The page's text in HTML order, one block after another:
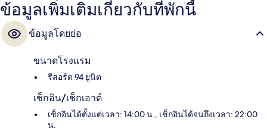
ข้อมูลเพิ่มเติมเกี่ยวกับที่พักนี้
ข้อมูลโดยย่อ
ขนาดโรงแรม
รีสอร์ต 94 ยูนิต
เช็กอิน/เช็กเอาต์
เช็กอินได้ตั้งแต่เวลา: 14:00 น., เช็กอินได้จนถึงเวลา: 22:00
น.